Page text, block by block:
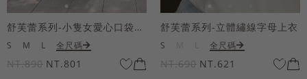
舒芙蕾系列-小隻女愛心口袋寬褲
S M L 全尺碼
NT.890 NT.801
舒芙蕾系列-立體繡線字母上衣
S 全尺碼
NT.690 NT.621